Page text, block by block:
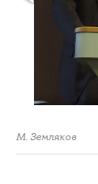
М. Земляков